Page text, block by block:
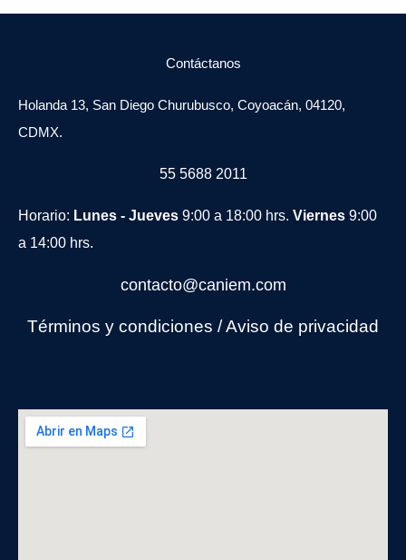
Contáctanos
Holanda 13, San Diego Churubusco, Coyoacán, 04120,
CDMX.
55 5688 2011
Horario: Lunes - Jueves 9:00 a 18:00 hrs. Viernes 9:00
a 14:00 hrs.
contacto@caniem.com
Términos y condiciones /Aviso de privacidad